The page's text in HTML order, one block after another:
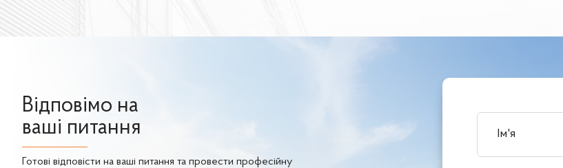
Відповімо на
ваші питання
Готові відповісти на ваші питання та провести професійну